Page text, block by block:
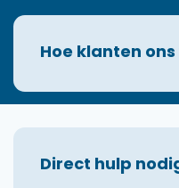
Hoe klanten
Direct hulp